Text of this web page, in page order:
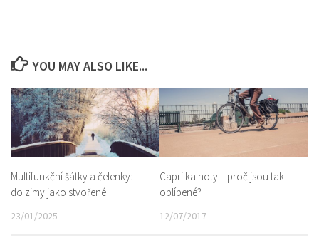
YOU MAY ALSO LIKE...
Multifunkční šátky a čelenky:
do zimy jako stvořené
23/01/2025
Capri kalhoty – proč jsou tak
oblíbené?
12/07/2017